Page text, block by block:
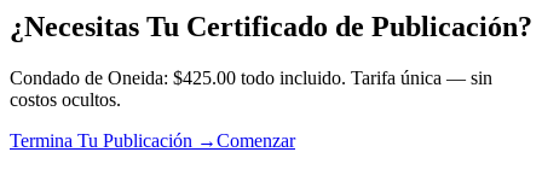
¿Necesitas Tu Certificado de Publicación?
Condado de Oneida: $425.00 todo incluido. Tarifa única — sin
costos ocultos.
Termina Tu Publicación →Comenzar